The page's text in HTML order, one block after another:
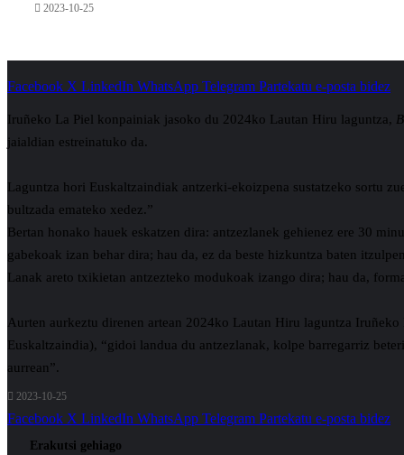
2023-10-25
Facebook X LinkedIn WhatsApp Telegram Partekatu e-posta bidez
Iruñeko La Piel konpainiak jasoko du 2024ko Lautan Hiru laguntza,
jaialdian estreinatuko da.
Laguntza hori Euskaltzaindiak antzerki-ekoizpena sustatzeko sortu
bultzada emateko xedez.”
Bertan honako hauek eskatzen dira: antzezlanek gehienez ere 30
gabekoak izan behar dira; hau da, ez da beste hizkuntza baten
Lanak areto txikietan antzezteko modukoak izango dira; hau da,
Aurten aurkeztu direnen artean 2024ko Lautan Hiru laguntza
Euskaltzaindia), “gidoi landua du antzezlanak, kolpe barregarriz
aurrean”.
2023-10-25
Facebook X LinkedIn WhatsApp Telegram Partekatu e-posta bidez
Erakutsi gehiago